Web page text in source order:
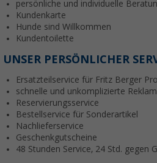
persönliche und individuelle
Kundenkarte
Hunde sind Willkommen
Kundentoilette
UNSER PERSÖNLICHER
Ersatzteilservice für Fritz Berger
schnelle und unkomplizierte
Reservierungsservice
Bestellservice für Sonderartikel
Nachlieferservice
Geschenkgutscheine
48 Stunden Service, 24 Std. gegen